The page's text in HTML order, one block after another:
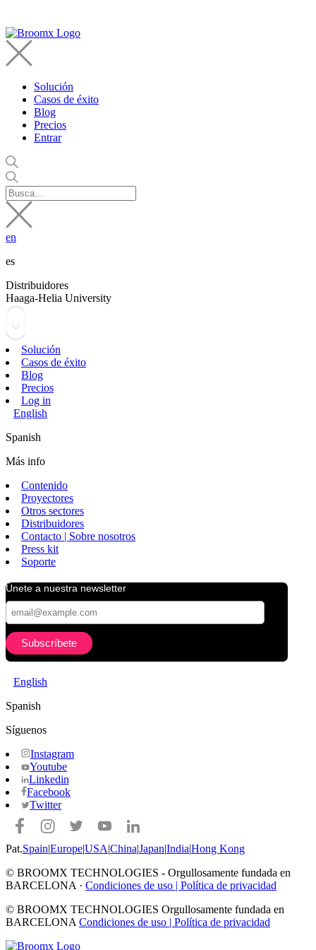
Solución
Casos de éxito
Blog
Precios
Entrar
en
es
Distribuidores
Haaga-Helia University
Solución
Casos de éxito
Blog
Precios
Log in
English
Spanish
Más info
Contenido
Proyectores
Otros sectores
Distribuidores
Contacto | Sobre nosotros
Press kit
Soporte
Únete a nuestra newsletter
English
Spanish
Síguenos
Instagram
Youtube
Linkedin
Facebook
Twitter
Pat.Spain|Europe|USA|China|Japan|India|Hong Kong
© BROOMX TECHNOLOGIES - Orgullosamente fundada en
BARCELONA · Condiciones de uso | Política de privacidad
© BROOMX TECHNOLOGIES Orgullosamente fundada en
BARCELONA Condiciones de uso | Política de privacidad